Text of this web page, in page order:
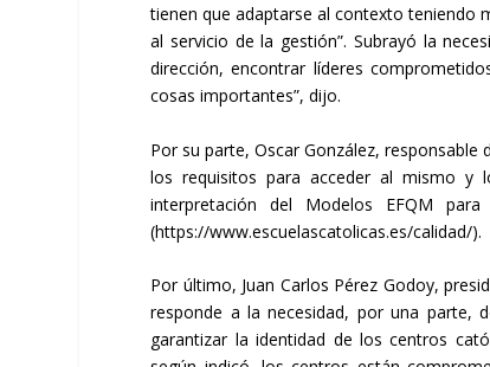
tienen que adaptarse al contexto teniendo
al servicio de la gestión”. Subrayó la
dirección, encontrar líderes
cosas importantes”, dijo.
Por su parte, Oscar González, responsable
los requisitos para acceder al mismo y
interpretación del Modelos EFQM
(https://www.escuelascatolicas.es/calidad/).
Por último, Juan Carlos Pérez Godoy,
responde a la necesidad, por una parte,
garantizar la identidad de los centros